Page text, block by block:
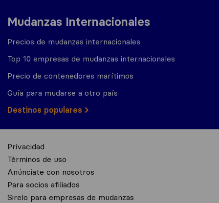
Mudanzas Internacionales
Precios de mudanzas internacionales
Top 10 empresas de mudanzas internacionales
Precio de contenedores marítimos
Guía para mudarse a otro país
Destinos populares
Privacidad
Términos de uso
Anúnciate con nosotros
Para socios afiliados
Sirelo para empresas de mudanzas